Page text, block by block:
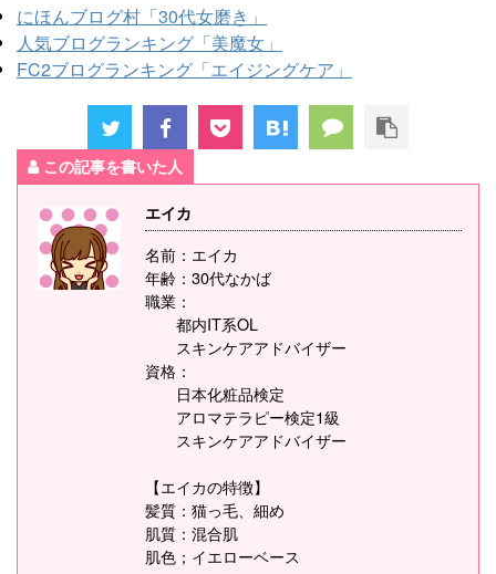
にほんブログ村「30代女磨き」
人気ブログランキング「美魔女」
FC2ブログランキング「エイジングケア」
この記事を書いた人
エイカ
名前：エイカ
年齢：30代なかば
職業：
都内IT系OL
スキンケアアドバイザー
資格：
日本化粧品検定
アロマテラピー検定1級
スキンケアアドバイザー
【エイカの特徴】
髪質：猫っ毛、細め
肌質：混合肌
肌色；イエローベース